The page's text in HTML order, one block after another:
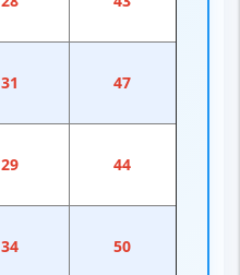
31 47
29 44
34 50